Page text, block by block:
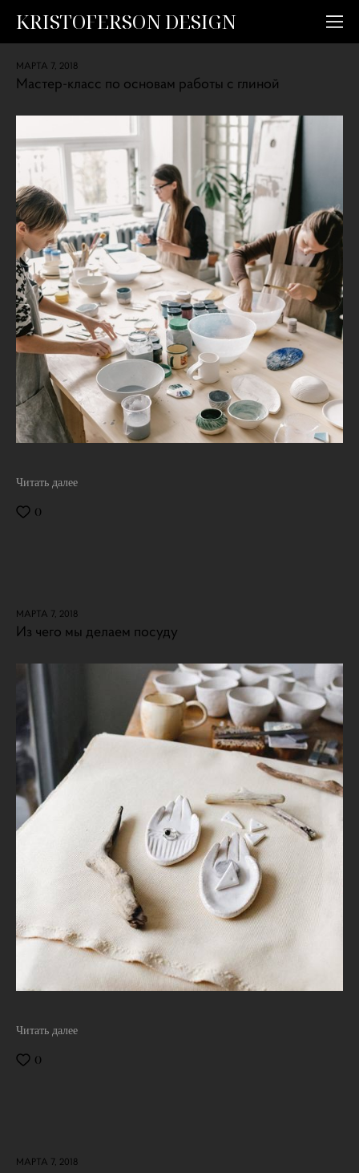
KRISTOFERSON DESIGN
Читать далее
0
МАРТА 7, 2018
Мастер-класс по основам работы с глиной
Читать далее
0
МАРТА 7, 2018
Из чего мы делаем посуду
МАРТА 7, 2018